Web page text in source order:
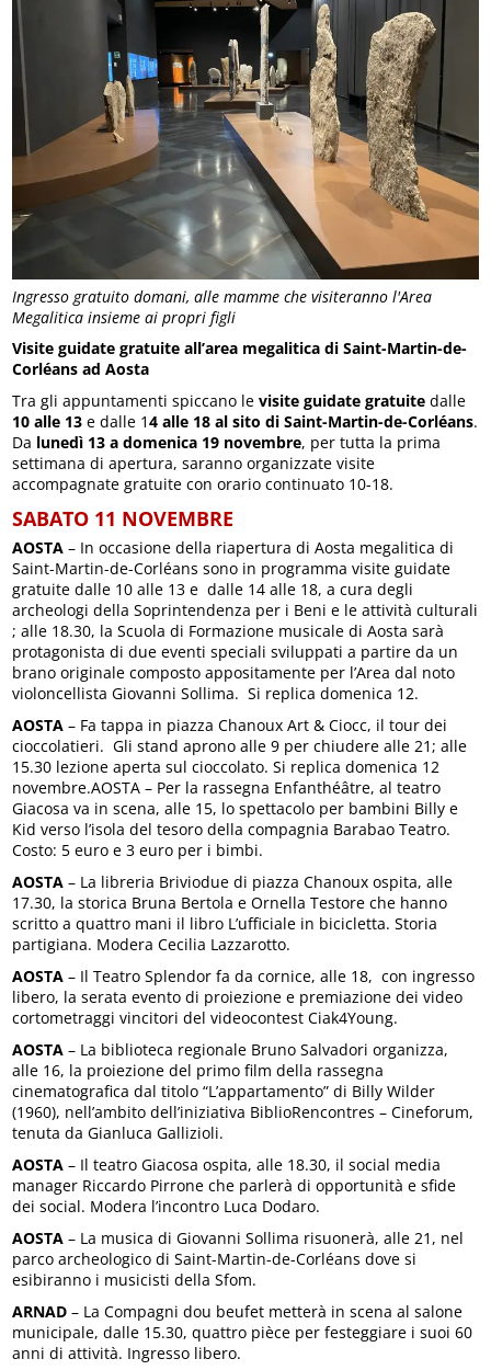
Ingresso gratuito domani, alle mamme che visiteranno l'Area
Megalitica insieme ai propri figli
Visite guidate gratuite all’area megalitica di Saint-Martin-de-
Corléans ad Aosta
Tra gli appuntamenti spiccano levisite guidate gratuite dalle
10 alle 13e dalle 14 alle 18 al sito di Saint-Martin-de-Corléans.
Da lunedì 13 a domenica 19 novembre, per tutta la prima
settimana di apertura, saranno organizzate visite
accompagnate gratuite con orario continuato 10-18.
SABATO 11 NOVEMBRE
AOSTA – In occasione della riapertura di Aosta megalitica di
Saint-Martin-de-Corléans sono in programma visite guidate
gratuite dalle 10 alle 13 e dalle 14 alle 18, a cura degli
archeologi della Soprintendenza per i Beni e le attività culturali
; alle 18.30, la Scuola di Formazione musicale di Aosta sarà
protagonista di due eventi speciali sviluppati a partire da un
brano originale composto appositamente per l’Area dal noto
violoncellista Giovanni Sollima. Si replica domenica 12.
AOSTA – Fa tappa in piazza Chanoux Art & Ciocc, il tour dei
cioccolatieri. Gli stand aprono alle 9 per chiudere alle 21; alle
15.30 lezione aperta sul cioccolato. Si replica domenica 12
novembre.AOSTA – Per la rassegna Enfanthéâtre, al teatro
Giacosa va in scena, alle 15, lo spettacolo per bambini Billy e
Kid verso l’isola del tesoro della compagnia Barabao Teatro.
Costo: 5 euro e 3 euro per i bimbi.
AOSTA – La libreria Briviodue di piazza Chanoux ospita, alle
17.30, la storica Bruna Bertola e Ornella Testore che hanno
scritto a quattro mani il libro L’ufficiale in bicicletta. Storia
partigiana. Modera Cecilia Lazzarotto.
AOSTA – Il Teatro Splendor fa da cornice, alle 18, con ingresso
libero, la serata evento di proiezione e premiazione dei video
cortometraggi vincitori del videocontest Ciak4Young.
AOSTA – La biblioteca regionale Bruno Salvadori organizza,
alle 16, la proiezione del primo film della rassegna
cinematografica dal titolo “L’appartamento” di Billy Wilder
(1960), nell’ambito dell’iniziativa BiblioRencontres – Cineforum,
tenuta da Gianluca Gallizioli.
AOSTA – Il teatro Giacosa ospita, alle 18.30, il social media
manager Riccardo Pirrone che parlerà di opportunità e sfide
dei social. Modera l’incontro Luca Dodaro.
AOSTA – La musica di Giovanni Sollima risuonerà, alle 21, nel
parco archeologico di Saint-Martin-de-Corléans dove si
esibiranno i musicisti della Sfom.
ARNAD – La Compagni dou beufet metterà in scena al salone
municipale, dalle 15.30, quattro pièce per festeggiare i suoi 60
anni di attività. Ingresso libero.